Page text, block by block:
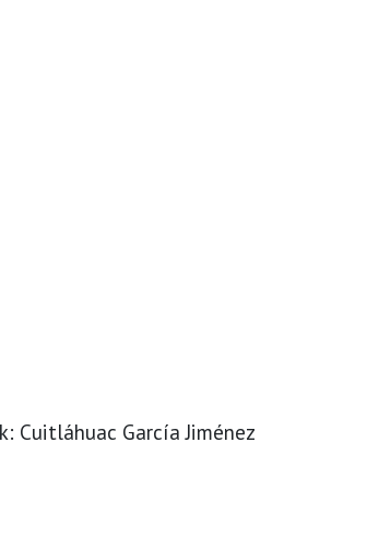
Cuitláhuac García Jiménez